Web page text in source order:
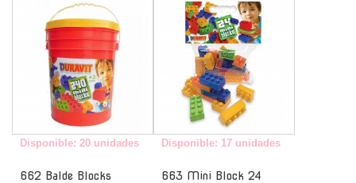
Disponible: 20 unidades
662 Balde Blocks
Disponible: 17 unidades
663 Mini Block 24